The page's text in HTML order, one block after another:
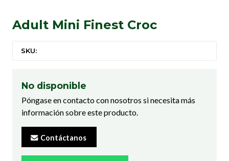
Adult Mini Finest Croc
SKU:
No disponible
Póngase en contacto con nosotros si necesita más
información sobre este producto.
Contáctanos